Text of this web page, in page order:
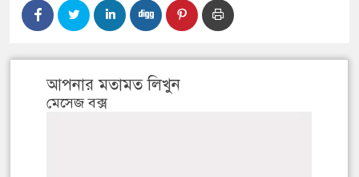
আপনার মতামত লিখুন
মেসেজ বক্স